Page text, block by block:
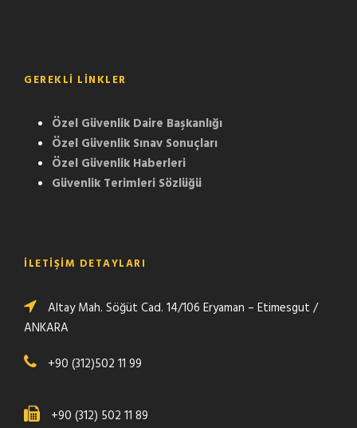
GEREKLI LINKLER
Özel Güvenlik Daire Başkanlığı
Özel Güvenlik Sınav Sonuçları
Özel Güvenlik Haberleri
Güvenlik Terimleri Sözlüğü
İLETİŞİM DETAYLARI
Altay Mah. Söğüt Cad. 14/106 Eryaman – Etimesgut /
ANKARA
+90 (312)502 11 99
+90 (312) 502 11 89